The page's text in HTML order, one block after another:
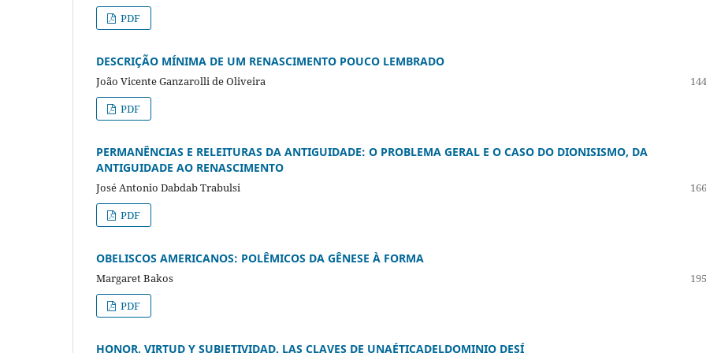
PDF
DESCRIÇÃO MÍNIMA DE UM RENASCIMENTO POUCO LEMBRADO
João Vicente Ganzarolli de Oliveira
PDF
PERMANÊNCIAS E RELEITURAS DA ANTIGUIDADE: O PROBLEMA GERAL E O CASO DO DIONISISMO, DA
ANTIGUIDADE AO RENASCIMENTO
José Antonio Dabdab Trabulsi
PDF
OBELISCOS AMERICANOS: POLÊMICOS DA GÊNESE À FORMA
Margaret Bakos
PDF
HONOR, VIRTUD Y SUBJETIVIDAD. LAS CLAVES DE UNAÉTICADELDOMINIO DESÍ